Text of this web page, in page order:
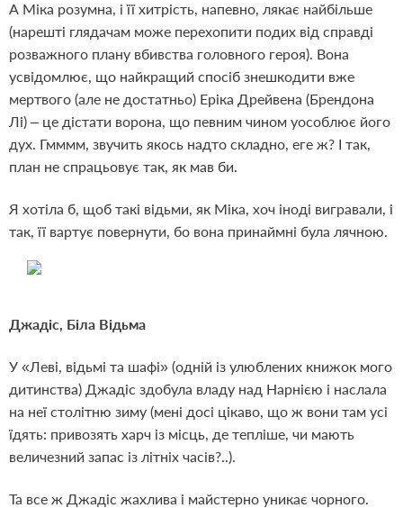
А Міка розумна, і її хитрість, напевно, лякає найбільше
(нарешті глядачам може перехопити подих від справді
розважного плану вбивства головного героя). Вона
усвідомлює, що найкращий спосіб знешкодити вже
мертвого (але не достатньо) Еріка Дрейвена (Брендона
Лі) – це дістати ворона, що певним чином уособлює його
дух. Гмммм, звучить якось надто складно, еге ж? І так,
план не спрацьовує так, як мав би.
Я хотіла б, щоб такі відьми, як Міка, хоч іноді вигравали, і
так, її вартує повернути, бо вона принаймні була лячною.
Джадіс, Біла Відьма
У «Леві, відьмі та шафі» (одній із улюблених книжок мого
дитинства) Джадіс здобула владу над Нарнією і наслала
на неї столітню зиму (мені досі цікаво, що ж вони там усі
їдять: привозять харч із місць, де тепліше, чи мають
величезний запас із літніх часів?..).
Та все ж Джадіс жахлива і майстерно уникає чорного.